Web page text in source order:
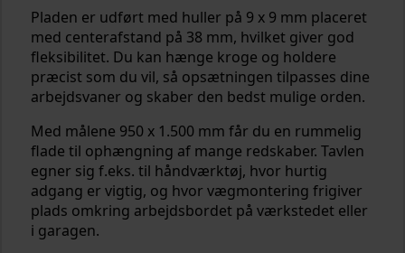
Pladen er udført med huller på 9 x 9 mm placeret
med centerafstand på 38 mm, hvilket giver god
fleksibilitet. Du kan hænge kroge og holdere
præcist som du vil, så opsætningen tilpasses dine
arbejdsvaner og skaber den bedst mulige orden.
Med målene 950 x 1.500 mm får du en rummelig
flade til ophængning af mange redskaber. Tavlen
egner sig f.eks. til håndværktøj, hvor hurtig
adgang er vigtig, og hvor vægmontering frigiver
plads omkring arbejdsbordet på værkstedet eller
i garagen.